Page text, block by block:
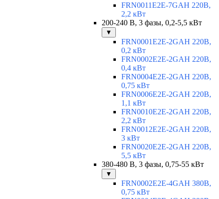
FRN0011E2E-7GAH 220В,
2,2 кВт
200-240 В, 3 фазы, 0,2-5,5 кВт
▼
FRN0001E2E-2GAH 220В,
0,2 кВт
FRN0002E2E-2GAH 220В,
0,4 кВт
FRN0004E2E-2GAH 220В,
0,75 кВт
FRN0006E2E-2GAH 220В,
1,1 кВт
FRN0010E2E-2GAH 220В,
2,2 кВт
FRN0012E2E-2GAH 220В,
3 кВт
FRN0020E2E-2GAH 220В,
5,5 кВт
380-480 В, 3 фазы, 0,75-55 кВт
▼
FRN0002E2E-4GAH 380В,
0,75 кВт